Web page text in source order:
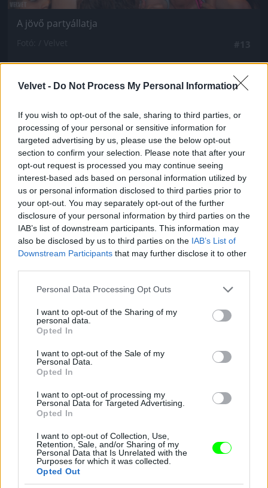
Velvet - Do Not Process My Personal Information
If you wish to opt-out of the sale, sharing to third parties, or
processing of your personal or sensitive information for
targeted advertising by us, please use the below opt-out
section to confirm your selection. Please note that after your
opt-out request is processed you may continue seeing
interest-based ads based on personal information utilized by
us or personal information disclosed to third parties prior to
your opt-out. You may separately opt-out of the further
disclosure of your personal information by third parties on the
IAB’s list of downstream participants. This information may
also be disclosed by us to third parties on the IAB’s List of
Downstream Participants that may further disclose it to other
Please note that this website/app uses one or more Google
not limited to your visit or usage behaviour. You may click to
grant or deny consent to Google and its third-party tags to
use your data for below specified purposes in below Google
consent section.
Personal Data Processing Opt Outs
I want to opt-out of the Sharing of my
personal data.
Opted In
I want to opt-out of the Sale of my
Personal Data.
Opted In
I want to opt-out of processing my
Personal Data for Targeted Advertising.
Opted In
I want to opt-out of Collection, Use,
Retention, Sale, and/or Sharing of my
Personal Data that Is Unrelated with the
Purposes for which it was collected.
Opted Out
A jövő partyállatja
Kelemen Kabátban
Fotó: / Velvet
Jön még kép!